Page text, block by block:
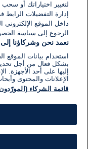
لتغيير اختياراتك أو
إدارة التفضيلات
داخل الموقع
الرجوع إلى سياسة
نعمد نحن وشركاؤنا إلى
استخدام بيانات الموقع
بشكل فعال من أجل
إليها على أحد الأجهزة.
الإعلانات والمحتوى
قائمة الشركاء